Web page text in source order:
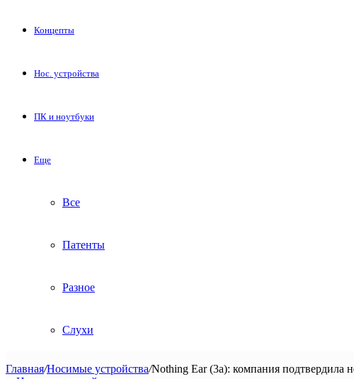
Концепты
Нос. устройства
ПК и ноутбуки
Еще
Все
Патенты
Разное
Слухи
Главная/Носимые устройства/Nothing Ear (3a): компания подтвердила